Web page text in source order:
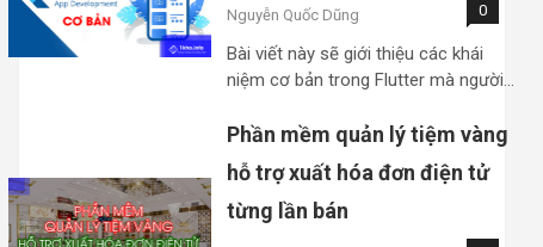
Nguyễn Quốc Dũng 0
Bài viết này sẽ giới thiệu các khái
niệm cơ bản trong Flutter mà người…
Phần mềm quản lý tiệm vàng
hỗ trợ xuất hóa đơn điện tử
từng lần bán